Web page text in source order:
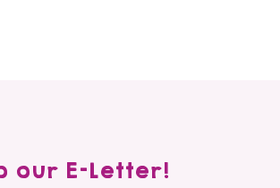
our E-Letter!